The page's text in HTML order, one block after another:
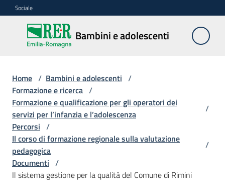
Vai al contenuto
Vai alla navigazione
Vai al footer
Sociale
Bambini e adolescenti
Bambini e
adolescenti
Accoglienza,
tutela
e
sostegno
Adolescenza
Home / Bambini e adolescenti /
Formazione e ricerca /
Formazione e qualificazione per gli operatori dei
servizi per l’infanzia e l’adolescenza
/
Percorsi /
Il corso di formazione regionale sulla valutazione
pedagogica
/
Documenti /
Il sistema gestione per la qualità del Comune di Rimini